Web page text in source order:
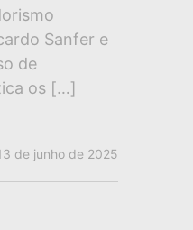
Sanfer e
de
os […]
de junho de 2025